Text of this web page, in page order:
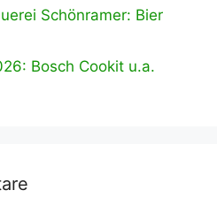
Schönramer: Bier
Bosch Cookit u.a.